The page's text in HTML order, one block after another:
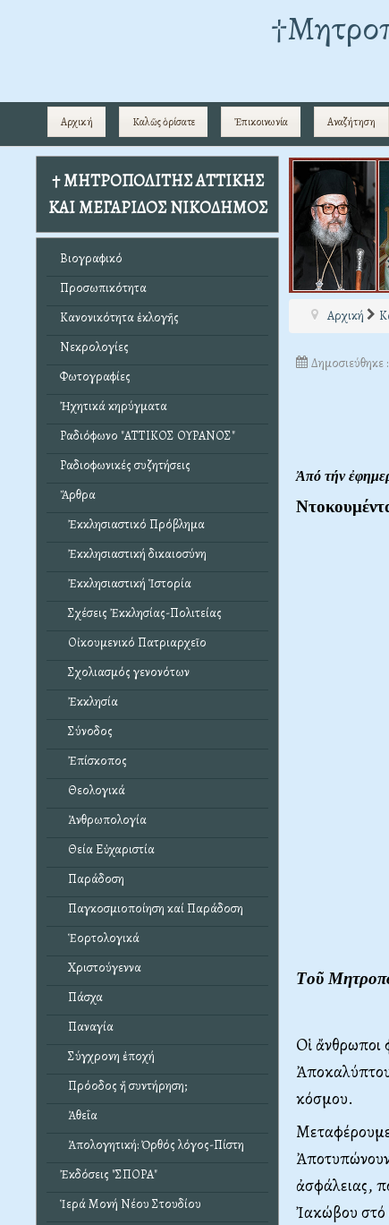
Αρχική Καλῶς ὁρίσατε Ἐπικοινωνία Αναζήτηση
† ΜΗΤΡΟΠΟΛΙΤΗΣ ΑΤΤΙΚΗΣ
ΚΑΙ ΜΕΓΑΡΙΔΟΣ ΝΙΚΟΔΗΜΟΣ
Βιογραφικό
Προσωπικότητα
Κανονικότητα ἐκλογῆς
Νεκρολογίες
Φωτογραφίες
Ἠχητικά κηρύγματα
Ραδιόφωνο "ΑΤΤΙΚΟΣ ΟΥΡΑΝΟΣ"
Ραδιοφωνικές συζητήσεις
Ἄρθρα
Ἐκκλησιαστικό Πρόβλημα
Ἐκκλησιαστική δικαιοσύνη
Ἐκκλησιαστική Ἱστορία
Σχέσεις Ἐκκλησίας-Πολιτείας
Οἰκουμενικό Πατριαρχεῖο
Σχολιασμός γενονότων
Ἐκκλησία
Σύνοδος
Ἐπίσκοπος
Θεολογικά
Ἀνθρωπολογία
Θεία Εὐχαριστία
Παράδοση
Παγκοσμιοποίηση καί Παράδοση
Ἑορτολογικά
Χριστούγεννα
Πάσχα
Παναγία
Σύγχρονη ἐποχή
Πρόοδος ἤ συντήρηση;
Ἀθεΐα
Ἀπολογητική: Ὀρθός λόγος-Πίστη
Ἐκδόσεις "ΣΠΟΡΑ"
Ἱερά Μονή Νέου Στουδίου
Αρχική
Δημοσιεύθηκε
Ἀπό τήν
Tοῦ
Oἱ ἄνθρωποι
κόσμου.
Ἀποτυπώνουν
ἀσφάλειας,
Ἰακώβου στό